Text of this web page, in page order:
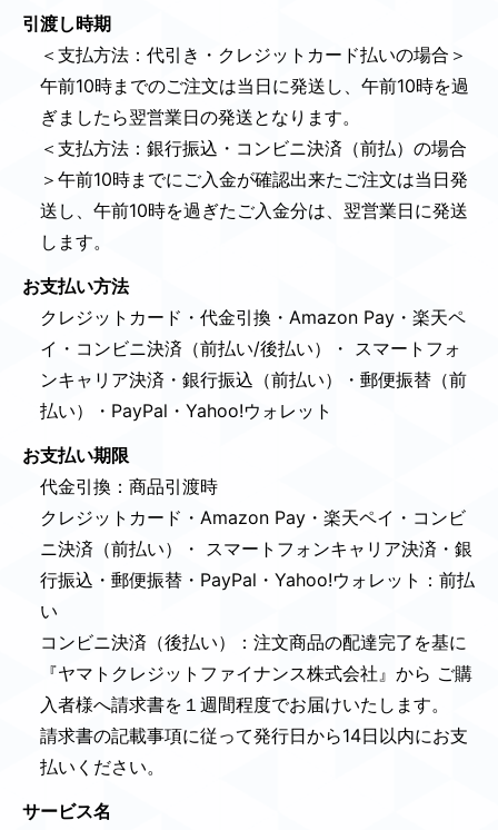
引渡し時期
＜支払方法：代引き・クレジットカード払いの場合＞
午前10時までのご注文は当日に発送し、午前10時を過
ぎましたら翌営業日の発送となります。
＜支払方法：銀行振込・コンビニ決済（前払）の場合
＞午前10時までにご入金が確認出来たご注文は当日発
送し、午前10時を過ぎたご入金分は、翌営業日に発送
します。
お支払い方法
クレジットカード・代金引換・Amazon Pay・楽天ペ
イ・コンビニ決済（前払い/後払い）・ スマートフォ
ンキャリア決済・銀行振込（前払い）・郵便振替（前
払い）・PayPal・Yahoo!ウォレット
お支払い期限
代金引換：商品引渡時
クレジットカード・Amazon Pay・楽天ペイ・コンビ
ニ決済（前払い）・ スマートフォンキャリア決済・銀
行振込・郵便振替・PayPal・Yahoo!ウォレット：前払
い
コンビニ決済（後払い）：注文商品の配達完了を基に
『ヤマトクレジットファイナンス株式会社』から ご購
入者様へ請求書を１週間程度でお届けいたします。
請求書の記載事項に従って発行日から14日以内にお支
払いください。
サービス名